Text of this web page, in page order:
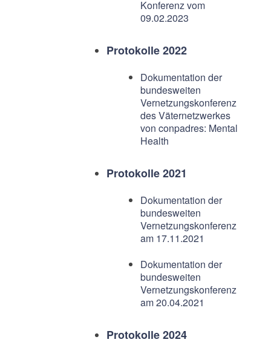
Konferenz vom
09.02.2023
Protokolle 2022
Dokumentation der
bundesweiten
Vernetzungskonferenz
des Väternetzwerkes
von conpadres: Mental
Health
Protokolle 2021
Dokumentation der
bundesweiten
Vernetzungskonferenz
am 17.11.2021
Dokumentation der
bundesweiten
Vernetzungskonferenz
am 20.04.2021
Protokolle 2024